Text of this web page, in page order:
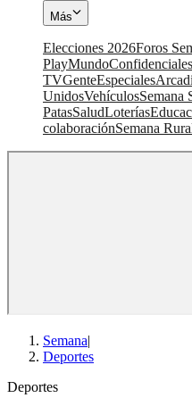
Más
Elecciones 2026Foros
PlayMundoConfidenciales
TVGenteEspeciales
UnidosVehículosSemana
PatasSaludLoterías
colaboraciónSemana
Semana|
Deportes
Deportes